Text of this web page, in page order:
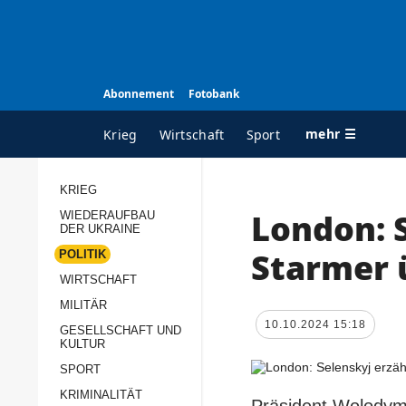
Abonnement Fotobank
Krieg Wirtschaft Sport mehr ☰
ALLE RUBRIKEN
Wiederaufbau der
Politik
Militär
KRIEG
WIEDERAUFBAU
DER UKRAINE
POLITIK
WIRTSCHAFT
MILITÄR
GESELLSCHAFT UND
KULTUR
SPORT
KRIMINALITÄT
London:
Starmer
10.10.2024 15:18